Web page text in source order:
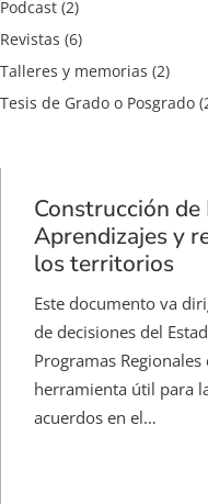
Podcast (2)
Revistas (6)
Talleres y memorias (2)
Tesis de Grado o Posgrado
Construcción
Aprendizajes y
los territorios
Este documento va
de decisiones del
Programas
herramienta útil para
acuerdos en el…